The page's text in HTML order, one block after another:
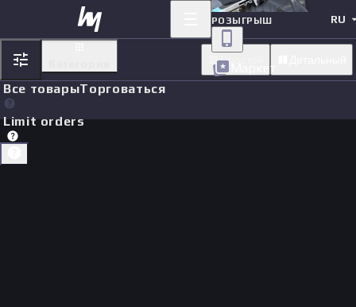
РОЗЫГРЫШ
Маркет
RU
Простой
Все товарыТорговаться
Limit orders